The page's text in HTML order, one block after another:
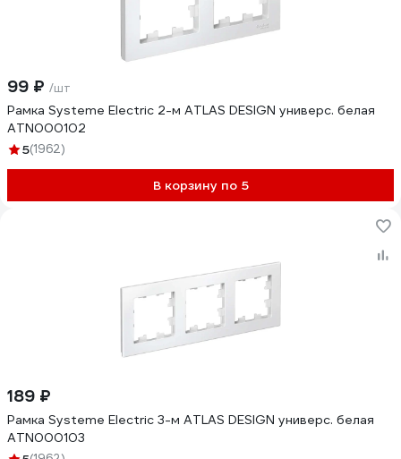
99 ₽ /шт
Рамка Systeme Electric 2-м ATLAS DESIGN универс. белая
ATN000102
5(1962)
В корзину по 5
189 ₽
Рамка Systeme Electric 3-м ATLAS DESIGN универс. белая
ATN000103